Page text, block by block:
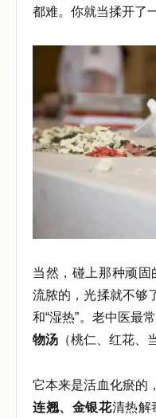
都难。你就当揉开了
当然，碰上那种顽
流脓的，光揉就不够
和“湿热”。老中医最
物汤 （桃仁、红花、
它本来是活血化瘀的
连翘、金银花清热解